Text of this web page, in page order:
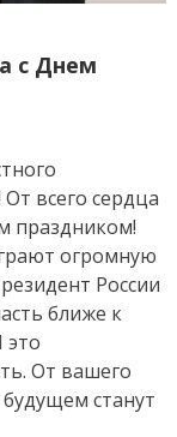
с Днем
всего сердца
праздником!
огромную
России
ближе к
это
От вашего
станут